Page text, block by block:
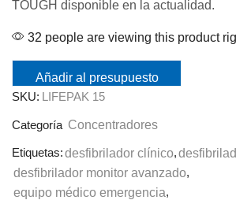
TOUGH disponible en la actualidad.
32 people are viewing this product
Añadir al presupuesto
SKU: LIFEPAK 15
Categoría Concentradores
Etiquetas:desfibrilador clínico,
desfibrilador monitor avanzado,
equipo médico emergencia,